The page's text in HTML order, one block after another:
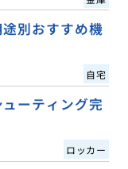
別おすすめ機
自宅
ーティング完
ロッカー